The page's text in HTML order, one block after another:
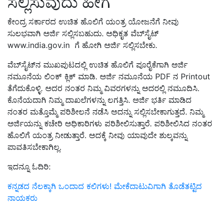
ಕೇಂದ್ರ ಸರ್ಕಾರದ ಉಚಿತ ಹೊಲಿಗೆ ಯಂತ್ರ ಯೋಜನೆಗೆ ನೀವು
ಸುಲಭವಾಗಿ ಅರ್ಜಿ ಸಲ್ಲಿಸಬಹುದು. ಅಧಿಕೃತ ವೆಬ್‌ಸೈಟ್
www.india.gov.in ಗೆ ಹೋಗಿ ಅರ್ಜಿ ಸಲ್ಲಿಸಬೇಕು.
ವೆಬ್‌ಸೈಟ್‌ನ ಮುಖಪುಟದಲ್ಲಿ ಉಚಿತ ಹೊಲಿಗೆ ಪೂರೈಕೆಗಾಗಿ ಅರ್ಜಿ
ನಮೂನೆಯ ಲಿಂಕ್ ಕ್ಲಿಕ್ ಮಾಡಿ. ಅರ್ಜಿ ನಮೂನೆಯ PDF ನ Printout
ತೆಗೆದುಕೊಳ್ಳಿ. ಅದರ ನಂತರ ನಿಮ್ಮ ವಿವರಗಳನ್ನು ಅದರಲ್ಲಿ ನಮೂದಿಸಿ.
ಕೊನೆಯದಾಗಿ ನಿಮ್ಮ ದಾಖಲೆಗಳನ್ನು ಲಗತ್ತಿಸಿ. ಅರ್ಜಿ ಭರ್ತಿ ಮಾಡಿದ
ನಂತರ ಮತ್ತೊಮ್ಮೆ ಪರಿಶೀಲನೆ ನಡೆಸಿ ಅದನ್ನು ಸಲ್ಲಿಸಬೇಕಾಗುತ್ತದೆ. ನಿಮ್ಮ
ಅರ್ಜಿಯನ್ನು ಕಚೇರಿ ಅಧಿಕಾರಿಗಳು ಪರಿಶೀಲಿಸುತ್ತಾರೆ. ಪರಿಶೀಲಿಸಿದ ನಂತರ
ಹೊಲಿಗೆ ಯಂತ್ರ ನೀಡುತ್ತಾರೆ. ಅದಕ್ಕೆ ನೀವು ಯಾವುದೇ ಶುಲ್ಕವನ್ನು
ಪಾವತಿಸಬೇಕಾಗಿಲ್ಲ.
ಇದನ್ನೂ ಓದಿರಿ:
ಕನ್ನಡದ ನೆಲಕ್ಕಾಗಿ ಒಂದಾದ ಕಲಿಗಳು! ಮೇಕೆದಾಟುವಿಗಾಗಿ ತೊಡೆತಟ್ಟಿದ
ನಾಯಕರು